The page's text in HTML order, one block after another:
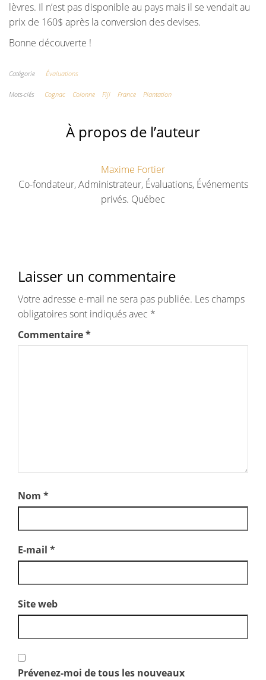
lèvres. Il n’est pas disponible au pays mais il se vendait au
prix de 160$ après la conversion des devises.
Bonne découverte !
Catégorie Évaluations
Mots-clés Cognac Colonne Fiji France Plantation
À propos de l’auteur
Maxime Fortier
Co-fondateur, Administrateur, Évaluations, Événements
privés. Québec
Laisser un commentaire
Votre adresse e-mail ne sera pas publiée. Les champs
obligatoires sont indiqués avec *
Commentaire*
Nom *
E-mail *
Site web
Prévenez-moi de tous les nouveaux